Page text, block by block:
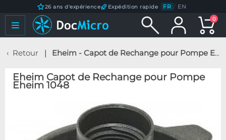
26 ans d'expérience Expédition rapide FR / EN
0
Retour Eheim - Capot de Rechange pour Pompe Eheim 1048
Eheim Capot de Rechange pour Pompe
Eheim 1048